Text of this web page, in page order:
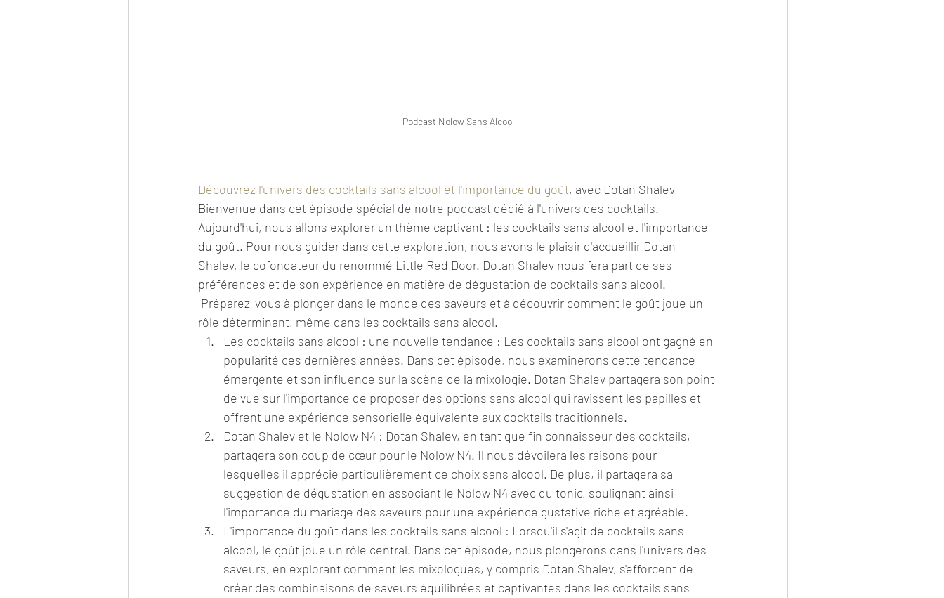
Podcast Nolow Sans Alcool
Découvrez l'univers des cocktails sans alcool et l'importance du goût, avec Dotan Shalev
Bienvenue dans cet épisode spécial de notre podcast dédié à l'univers des cocktails.
Aujourd'hui, nous allons explorer un thème captivant : les cocktails sans alcool et l'importance
du goût. Pour nous guider dans cette exploration, nous avons le plaisir d'accueillir Dotan
Shalev, le cofondateur du renommé Little Red Door. Dotan Shalev nous fera part de ses
préférences et de son expérience en matière de dégustation de cocktails sans alcool.
rôle déterminant, même dans les cocktails sans alcool.
Les cocktails sans alcool : une nouvelle tendance : Les cocktails sans alcool ont gagné en
popularité ces dernières années. Dans cet épisode, nous examinerons cette tendance
émergente et son influence sur la scène de la mixologie. Dotan Shalev partagera son point
de vue sur l'importance de proposer des options sans alcool qui ravissent les papilles et
offrent une expérience sensorielle équivalente aux cocktails traditionnels.
Dotan Shalev et le Nolow N4 : Dotan Shalev, en tant que fin connaisseur des cocktails,
partagera son coup de cœur pour le Nolow N4. Il nous dévoilera les raisons pour
lesquelles il apprécie particulièrement ce choix sans alcool. De plus, il partagera sa
suggestion de dégustation en associant le Nolow N4 avec du tonic, soulignant ainsi
l'importance du mariage des saveurs pour une expérience gustative riche et agréable.
L'importance du goût dans les cocktails sans alcool : Lorsqu'il s'agit de cocktails sans
alcool, le goût joue un rôle central. Dans cet épisode, nous plongerons dans l'univers des
saveurs, en explorant comment les mixologues, y compris Dotan Shalev, s'efforcent de
créer des combinaisons de saveurs équilibrées et captivantes dans les cocktails sans